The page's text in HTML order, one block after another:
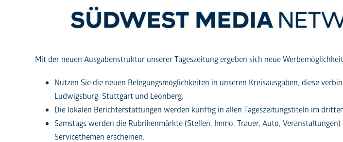
Mit der neuen Ausgabenstruktur unserer Tageszeitung ergeben sich neue
Nutzen Sie die neuen Belegungsmöglichkeiten in unseren Kreisausgaben, diese
Ludwigsburg, Stuttgart und Leonberg.
Die lokalen Berichterstattungen werden künftig in allen Tageszeitungstiteln im
Samstags werden die Rubrikenmärkte (Stellen, Immo, Trauer, Auto,
Servicethemen erscheinen.